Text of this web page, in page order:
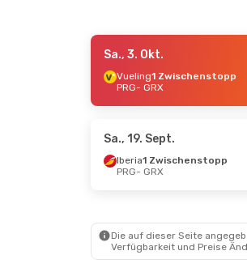
- Do., 22. Okt.
1 Zwischenstopp
Sa., 3. Okt.
Vueling1 Zwischenstopp
PRG- GRX
Sa., 19. Sept.
Iberia1 Zwischenstopp
PRG- GRX
Die auf dieser Seite
Verfügbarkeit und Preise